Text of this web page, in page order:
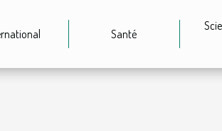
Santé